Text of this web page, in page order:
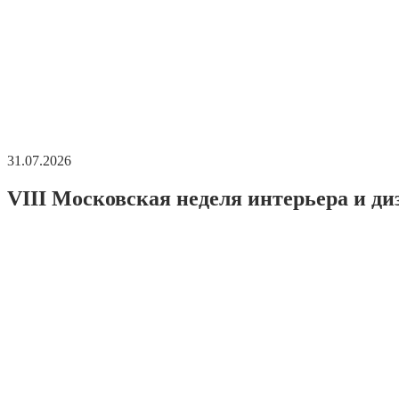
31.07.2026
VIII Московская неделя интерьера и